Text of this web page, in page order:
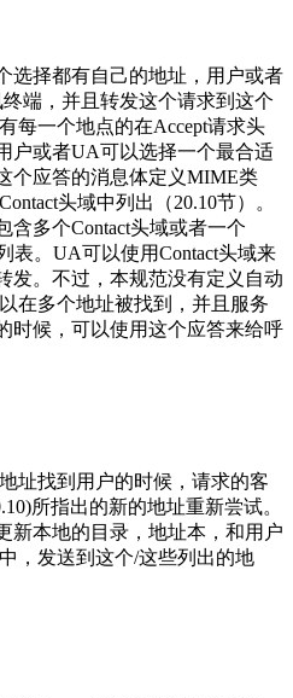
选择都有自己的地址，用户或者
端，并且转发这个请求到这个
每一个地点的在Accept请求头
户或者UA可以选择一个最合适
个应答的消息体定义MIME类
头域中列出（20.10节）。
含多个Contact头域或者一个
表。UA可以使用Contact头域来
发。不过，本规范没有定义自动
在多个地址被找到，并且服务
时候，可以使用这个应答来给呼
址找到用户的时候，请求的客
所指出的新的地址重新尝试。
新本地的目录，地址本，和用户
，发送到这个/这些列出的地